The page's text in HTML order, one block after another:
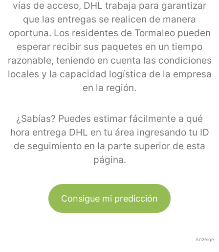
vías de acceso, DHL trabaja para garantizar
que las entregas se realicen de manera
oportuna. Los residentes de Tormaleo pueden
esperar recibir sus paquetes en un tiempo
razonable, teniendo en cuenta las condiciones
locales y la capacidad logística de la empresa
en la región.
¿Sabías? Puedes estimar fácilmente a qué
hora entrega DHL en tu área ingresando tu ID
de seguimiento en la parte superior de esta
página.
Consigue mi predicción
Anzeige